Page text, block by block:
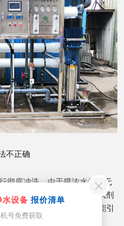
不正确
彻底冲洗。由于膜浓水侧的无
污染膜。B、用投加化学试剂
剂的水在设备停运期间可能引
水设备 报价清单
号免费获取